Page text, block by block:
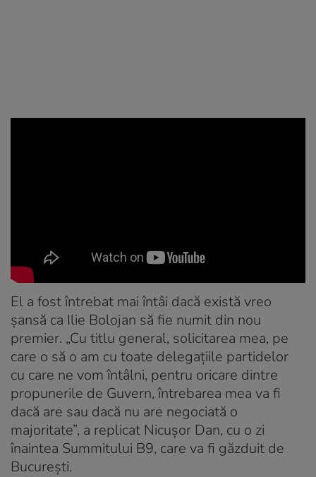
El a fost întrebat mai întâi dacă există vreo
șansă ca Ilie Bolojan să fie numit din nou
premier. „Cu titlu general, solicitarea mea, pe
care o să o am cu toate delegațiile partidelor
cu care ne vom întâlni, pentru oricare dintre
propunerile de Guvern, întrebarea mea va fi
dacă are sau dacă nu are negociată o
majoritate”, a replicat Nicușor Dan, cu o zi
înaintea Summitului B9, care va fi găzduit de
București.